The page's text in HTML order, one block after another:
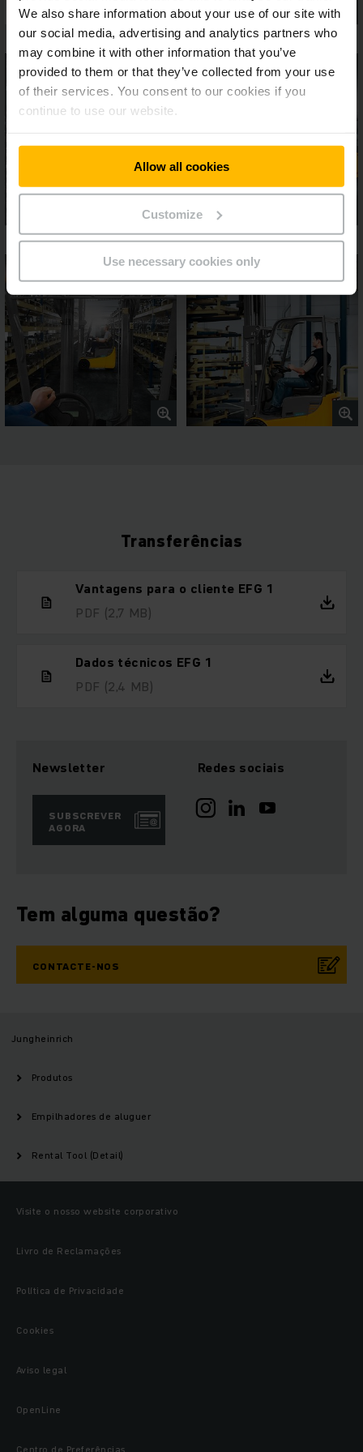
We also share information about your use of our site with
our social media, advertising and analytics partners who
may combine it with other information that you’ve
provided to them or that they’ve collected from your use
of their services. You consent to our cookies if you
continue to use our website.
Allow all cookies
Customize
Use necessary cookies only
Transferências
Vantagens para o cliente EFG 1
PDF (2,7 MB)
Dados técnicos EFG 1
PDF (2,4 MB)
Newsletter
SUBSCREVER
AGORA
Redes sociais
Tem alguma questão?
CONTACTE-NOS
Jungheinrich
Produtos
Empilhadores de aluguer
Rental Tool (Detail)
Visite o nosso website corporativo
Livro de Reclamações
Política de Privacidade
Cookies
Aviso legal
OpenLine
Centro de Preferências